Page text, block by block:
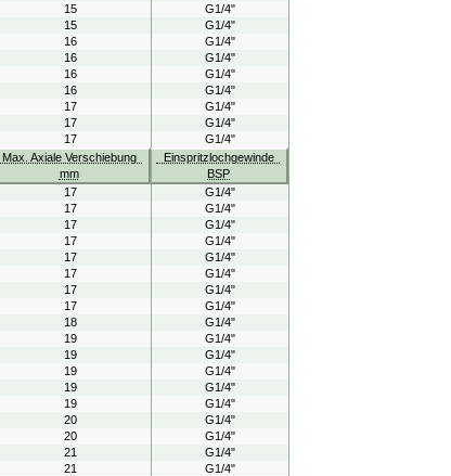
15
G1/4"
15
G1/4"
16
G1/4"
16
G1/4"
16
G1/4"
16
G1/4"
17
G1/4"
17
G1/4"
17
G1/4"
Max. Axiale Verschiebung
mm
Einspritzlochgewinde
BSP
17
G1/4"
17
G1/4"
17
G1/4"
17
G1/4"
17
G1/4"
17
G1/4"
17
G1/4"
17
G1/4"
18
G1/4"
19
G1/4"
19
G1/4"
19
G1/4"
19
G1/4"
19
G1/4"
20
G1/4"
20
G1/4"
21
G1/4"
21
G1/4"